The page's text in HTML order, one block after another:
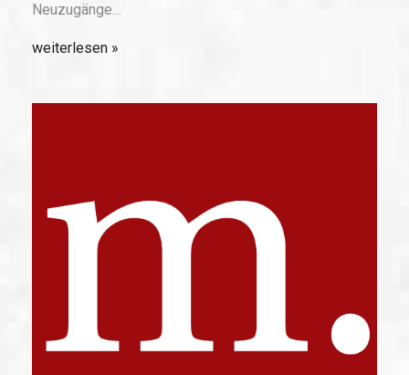
Neuzugänge…
weiterlesen